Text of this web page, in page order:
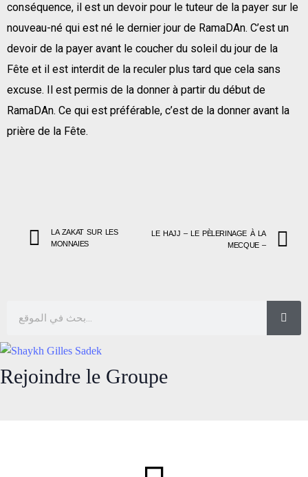
conséquence, il est un devoir pour le tuteur de la payer sur le
nouveau-né qui est né le dernier jour de RamaDAn. C’est un
devoir de la payer avant le coucher du soleil du jour de la
Fête et il est interdit de la reculer plus tard que cela sans
excuse. Il est permis de la donner à partir du début de
RamaDAn. Ce qui est préférable, c’est de la donner avant la
prière de la Fête.
LA ZAKAT SUR LES
MONNAIES
LE HAJJ – LE PÈLERINAGE À LA
MECQUE –
Rejoindre le Groupe